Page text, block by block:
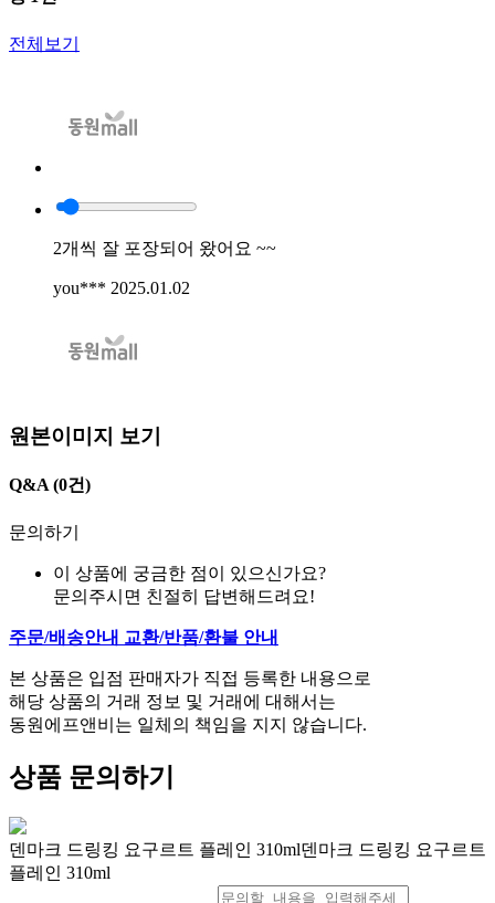
전체보기
2개씩 잘 포장되어 왔어요 ~~
you*** 2025.01.02
원본이미지 보기
Q&A(0건)
문의하기
이 상품에 궁금한 점이 있으신가요?
문의주시면 친절히 답변해드려요!
주문/배송안내 교환/반품/환불 안내
본 상품은 입점 판매자가 직접 등록한 내용으로
해당 상품의 거래 정보 및 거래에 대해서는
동원에프앤비는 일체의 책임을 지지 않습니다.
상품 문의하기
덴마크 드링킹 요구르트 플레인 310ml덴마크 드링킹 요구르트
플레인 310ml